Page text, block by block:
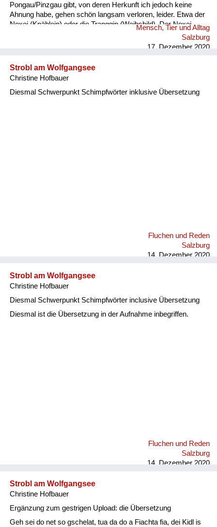
Pongau/Pinzgau gibt, von deren Herkunft ich jedoch keine
Ahnung habe, gehen schön langsam verloren, leider. Etwa der
Noxei (Knäblein) oder die Tranggin (Weibsbild). Der Noxei
kann dabei „kasig“ sein, also herzig, die Tranggin durchaus
Mensch, Tier und Alltag
Salzburg
17. Dezember 2020
Strobl am Wolfgangsee
Christine Hofbauer
Diesmal Schwerpunkt Schimpfwörter inklusive Übersetzung
Fluchen und Reden
Salzburg
14. Dezember 2020
Strobl am Wolfgangsee
Christine Hofbauer
Diesmal Schwerpunkt Schimpfwörter inclusive Übersetzung
Diesmal ist die Übersetzung in der Aufnahme inbegriffen.
Fluchen und Reden
Salzburg
14. Dezember 2020
Strobl am Wolfgangsee
Christine Hofbauer
Ergänzung zum gestrigen Upload: die Übersetzung
Geh sei do net so gschelat, tua da do a Fiachta fia, dei Kidl is